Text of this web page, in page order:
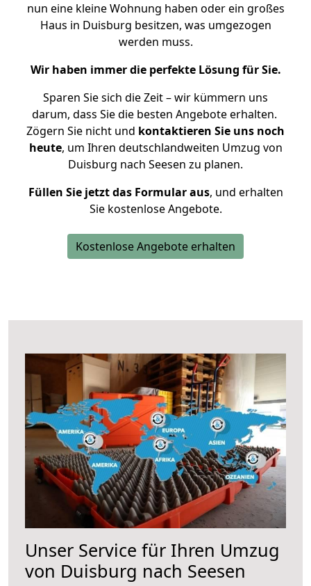
nun eine kleine Wohnung haben oder ein großes
Haus in Duisburg besitzen, was umgezogen
werden muss.
Wir haben immer die perfekte Lösung für Sie.
Sparen Sie sich die Zeit – wir kümmern uns
darum, dass Sie die besten Angebote erhalten.
Zögern Sie nicht und kontaktieren Sie uns noch
heute, um Ihren deutschlandweiten Umzug von
Duisburg nach Seesen zu planen.
Füllen Sie jetzt das Formular aus, und erhalten
Sie kostenlose Angebote.
Kostenlose Angebote erhalten
Unser Service für Ihren Umzug
von Duisburg nach Seesen